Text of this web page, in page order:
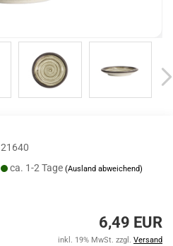
21640
ca. 1-2 Tage(Ausland abweichend)
6,49 EUR
inkl. 19% MwSt. zzgl. Versand